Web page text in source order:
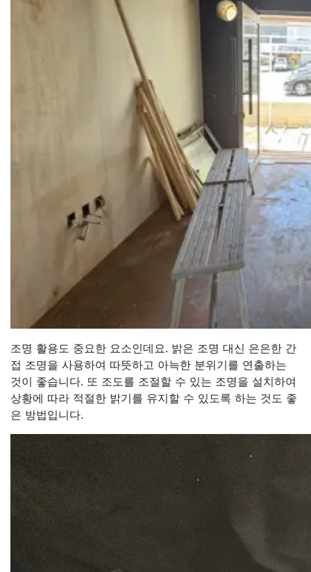
조명 활용도 중요한 요소인데요. 밝은 조명 대신 은은한 간
접 조명을 사용하여 따뜻하고 아늑한 분위기를 연출하는
것이 좋습니다. 또 조도를 조절할 수 있는 조명을 설치하여
상황에 따라 적절한 밝기를 유지할 수 있도록 하는 것도 좋
은 방법입니다.